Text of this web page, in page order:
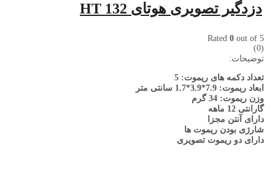
دزدگیر تصویری هوتای HT 132
Rated 0 out of 5
(0)
توضیحات:
تعداد دکمه های ریموت: 5
ابعاد ریموت: 7.9*3.9*1.7 سانتی متر
وزن ریموت: 34 گرم
گارانتی 12 ماهه
دارای آنتن مجزا
شارژی بودن ریموت ها
دارای دو ریموت تصویری